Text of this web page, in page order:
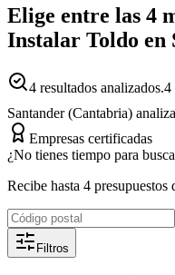
Elige entre las 4
Instalar Toldo en
4 resultados analizados.4
Santander (Cantabria)
Empresas certificadas
¿No tienes tiempo para
Recibe hasta 4 presupuestos
Filtros